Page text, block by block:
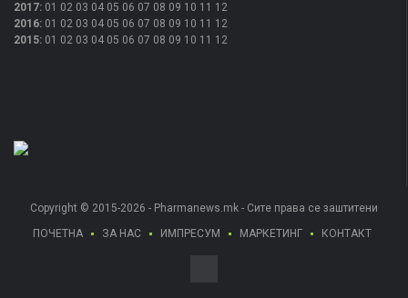
2017: 01 02 03 04 05 06 07 08 09 10 11 12
2016: 01 02 03 04 05 06 07 08 09 10 11 12
2015: 01 02 03 04 05 06 07 08 09 10 11 12
Copyright © 2015-2026 - Pharmanews.mk - Сите права се заштитени
ПОЧЕТНА
ЗА НАС ИМПРЕСУМ МАРКЕТИНГ КОНТАКТ